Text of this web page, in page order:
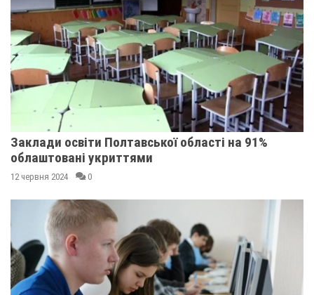
Заклади освіти Полтавської області на 91%
облаштовані укриттями
12 червня 2024 0